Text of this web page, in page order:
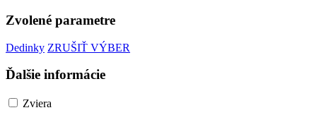
Zvolené parametre
Dedinky ZRUŠIŤ VÝBER
Ďalšie informácie
Zviera